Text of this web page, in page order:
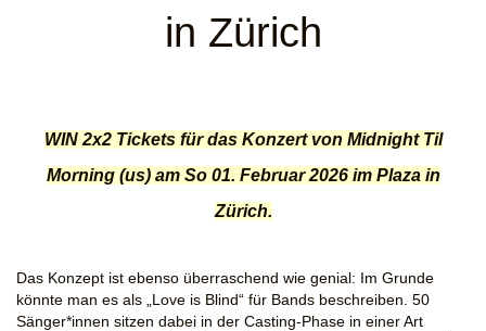
in Zürich
WIN 2x2 Tickets für das Konzert von Midnight Til
Morning (us) am So 01. Februar 2026 im Plaza in
Zürich.
Das Konzept ist ebenso überraschend wie genial: Im Grunde
könnte man es als „Love is Blind“ für Bands beschreiben. 50
Sänger*innen sitzen dabei in der Casting-Phase in einer Art